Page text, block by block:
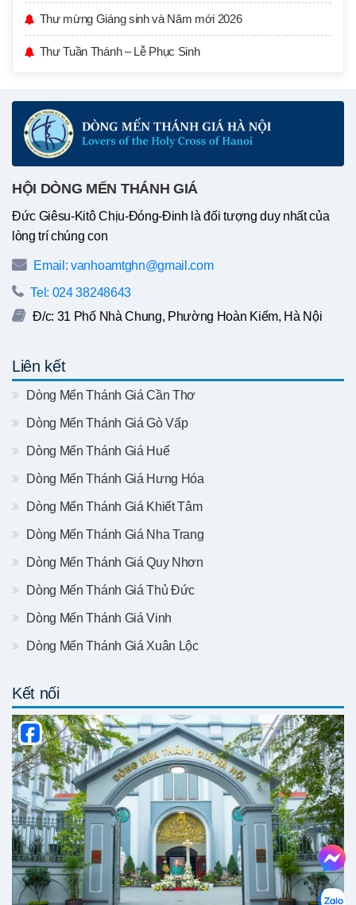
Thư mừng Giáng sinh và Năm mới 2026
Thư Tuần Thánh – Lễ Phục Sinh
HỘI DÒNG MẾN THÁNH GIÁ
Đức Giêsu-Kitô Chịu-Đóng-Đinh là đối tượng duy nhất của
lòng trí chúng con
Email: vanhoamtghn@gmail.com
Tel: 024 38248643
Đ/c: 31 Phố Nhà Chung, Phường Hoàn Kiếm, Hà Nội
Liên kết
Dòng Mến Thánh Giá Cần Thơ
Dòng Mến Thánh Giá Gò Vấp
Dòng Mến Thánh Giá Huế
Dòng Mến Thánh Giá Hưng Hóa
Dòng Mến Thánh Giá Khiết Tâm
Dòng Mến Thánh Giá Nha Trang
Dòng Mến Thánh Giá Quy Nhơn
Dòng Mến Thánh Giá Thủ Đức
Dòng Mến Thánh Giá Vinh
Dòng Mến Thánh Giá Xuân Lộc
Kết nối